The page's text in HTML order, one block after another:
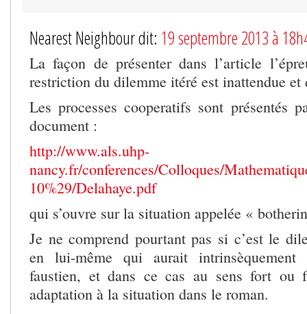
Nearest Neighbour dit: 19 septembre 2013 à
La façon de présenter dans l’article
restriction du dilemme itéré est inattendue et
Les processes cooperatifs sont présentés
document :
http://www.als.uhp-
nancy.fr/conferences/Colloques/
10%29/Delahaye.pdf
qui s’ouvre sur la situation appelée «
Je ne comprend pourtant pas si c’est le
en lui-même qui aurait intrinsèquement
faustien, et dans ce cas au sens fort ou
adaptation à la situation dans le roman.